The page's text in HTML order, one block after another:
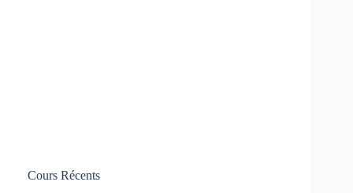
Cours Récents